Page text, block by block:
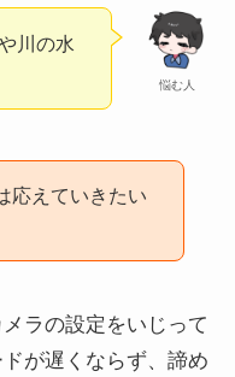
悩む人
川の水
応えていきたい
ラの設定をいじって
が遅くならず、諦め